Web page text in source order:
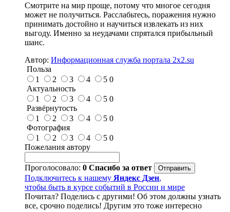
Смотрите на мир проще, потому что многое сегодня
может не получиться. Расслабьтесь, поражения нужно
принимать достойно и научиться извлекать из них
выгоду. Именно за неудачами спрятался прибыльный
шанс.
Автор: Информационная служба портала 2x2.su
Польза
1
2 3 4 5 0
Актуальность
1
2 3 4 5 0
Развёрнутость
1
2 3 4 5 0
Фотография
1
2 3 4 5 0
Пожелания автору
Проголосовало: 0 Спасибо за ответ
Подключитесь к нашему Яндекс Дзен,
чтобы быть в курсе событий в России и мире
Почитал? Поделись с другими! Об этом должны узнать
все, срочно поделись! Другим это тоже интересно